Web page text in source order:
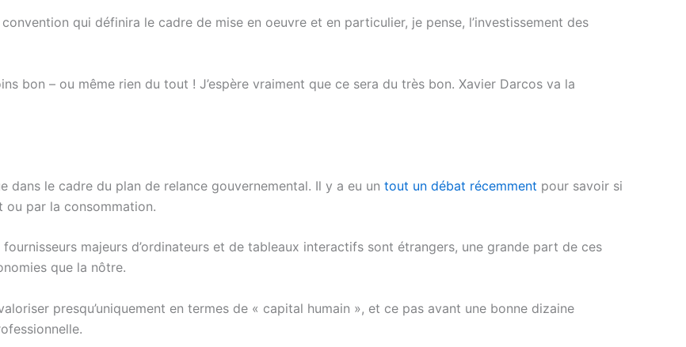
qui définira le cadre de mise en oeuvre et en particulier, je pense, l’investissement des
bon – ou même rien du tout ! J’espère vraiment que ce sera du très bon. Xavier Darcos va la
dans le cadre du plan de relance gouvernemental. Il y a eu un tout un débat récemment pour savoir si
ou par la consommation.
fournisseurs majeurs d’ordinateurs et de tableaux interactifs sont étrangers, une grande part de ces
que la nôtre.
presqu’uniquement en termes de « capital humain », et ce pas avant une bonne dizaine